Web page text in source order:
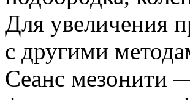
Для увеличения
с другими
Сеанс мезонити